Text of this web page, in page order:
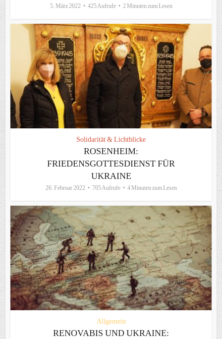
5. März 2022 425 Aufrufe 2 Minuten zum Lesen
Solidarität & Lichtblicke
ROSENHEIM:
FRIEDENSGOTTESDIENST FÜR
UKRAINE
26. Februar 2022 705 Aufrufe 4 Minuten zum Lesen
Allgemein
RENOVABIS UND UKRAINE: